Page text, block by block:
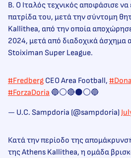
B. Ο Ιταλός τεχνικός αποφάσισε
πατρίδα του, μετά την σύντομη
Kallithea, από την οποία
2024, μετά από διαδοχικά άσχημα
Stoiximan Super League.
#Fredberg CEO Area Football,
#ForzaDoria 🔵⚪🔴⚫⚪🔵
— U.C. Sampdoria (@sampdoria)
Κατά την περίοδο της
της Athens Kallithea, η ομάδα